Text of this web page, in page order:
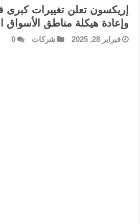
إريكسون تعلن تغييرات كبرى
وإعادة هيكلة مناطق الأسواق
فبراير 28, 2025 شركات 0